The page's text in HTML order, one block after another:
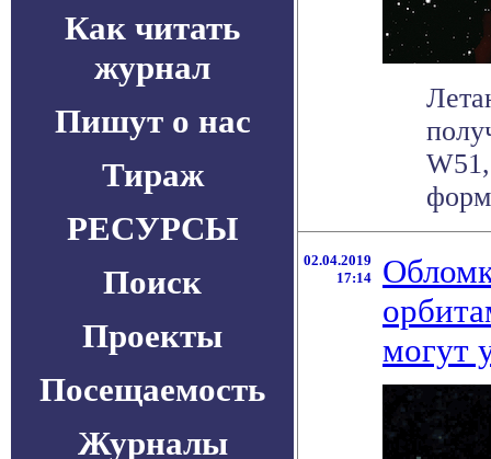
Как читать
журнал
Пишут о нас
Тираж
РЕСУРСЫ
Поиск
Проекты
Посещаемость
Журналы
02.04.2019
17:14
могут